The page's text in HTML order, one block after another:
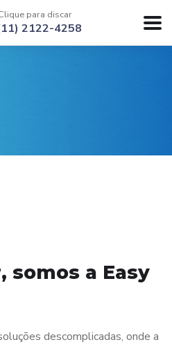
para discar
2122-4258
somos a Easy
descomplicadas, onde a